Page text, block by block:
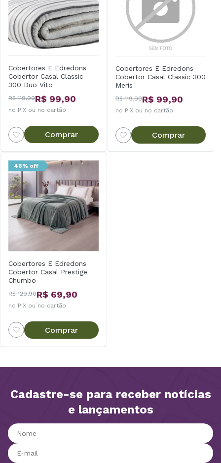
Cobertores E Edredons
Cobertor Casal Classic
300 Duo Vito
R$ 119,90R$ 99,90
no PIX ou no cartão
Comprar
Cobertores E Edredons
Cobertor Casal Classic 300
Meris
R$ 119,90R$ 99,90
no PIX ou no cartão
Comprar
46% off
Cobertores E Edredons
Cobertor Casal Prestige
Chumbo
R$ 129,90R$ 69,90
no PIX ou no cartão
Comprar
Cadastre-se para receber notícias
e lançamentos